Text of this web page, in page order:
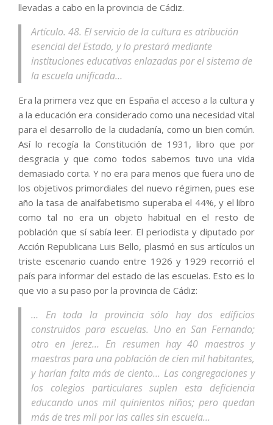
llevadas a cabo en la provincia de Cádiz.
Artículo. 48. El servicio de la cultura es atribución
esencial del Estado, y lo prestará mediante
instituciones educativas enlazadas por el sistema de
la escuela unificada…
Era la primera vez que en España el acceso a la cultura y
a la educación era considerado como una necesidad vital
para el desarrollo de la ciudadanía, como un bien común.
Así lo recogía la Constitución de 1931, libro que por
desgracia y que como todos sabemos tuvo una vida
demasiado corta. Y no era para menos que fuera uno de
los objetivos primordiales del nuevo régimen, pues ese
año la tasa de analfabetismo superaba el 44%, y el libro
como tal no era un objeto habitual en el resto de
población que sí sabía leer. El periodista y diputado por
Acción Republicana Luis Bello, plasmó en sus artículos un
triste escenario cuando entre 1926 y 1929 recorrió el
país para informar del estado de las escuelas. Esto es lo
que vio a su paso por la provincia de Cádiz:
… En toda la provincia sólo hay dos edificios
construidos para escuelas. Uno en San Fernando;
otro en Jerez… En resumen hay 40 maestros y
maestras para una población de cien mil habitantes,
y harían falta más de ciento… Las congregaciones y
los colegios particulares suplen esta deficiencia
educando unos mil quinientos niños; pero quedan
más de tres mil por las calles sin escuela…